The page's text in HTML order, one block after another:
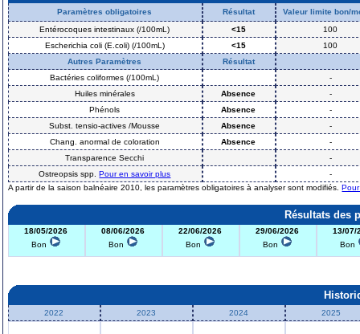
Paramètres obligatoires Résultat
Valeur limite bon/
Entérocoques intestinaux (/100mL)
<15
100
Escherichia coli (E.coli) (/100mL)
<15
100
Autres Paramètres
Résultat
Bactéries coliformes (/100mL)
-
Huiles minérales
Absence
-
Phénols
Absence
-
Subst. tensio-actives /Mousse
Absence
-
Chang. anormal de coloration
Absence
-
Transparence Secchi
-
Ostreopsis spp.Pour en savoir plus
-
A partir de la saison balnéaire 2010, les paramètres obligatoires à analyser sont modifiés.
Résultats des
18/05/2026
Bon
08/06/2026
Bon
22/06/2026
Bon
29/06/2026
Bon
13/07/
Bon
2022 2023 2024 2025